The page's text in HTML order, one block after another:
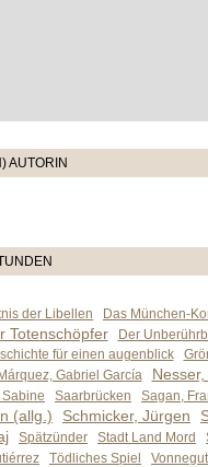
AUTORIN
der Libellen Das München-
Totenschöpfer
Der
für einen augenblick
Márquez, Gabriel García
Sabine Saarbrücken
Sagan,
(allg.) Schmicker, Jürgen
Spätzünder Stadt Land Mord
Tödliches Spiel